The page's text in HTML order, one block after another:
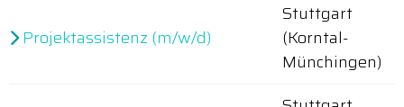
Projektassistenz (m/w/d)
Stuttgart
(Korntal-
Münchingen)